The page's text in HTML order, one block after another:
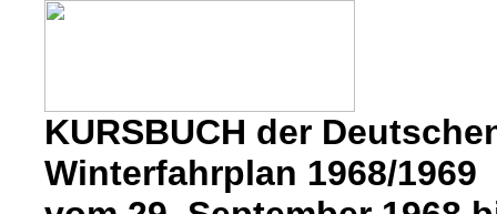
KURSBUCH der
Winterfahrplan 1968/1969